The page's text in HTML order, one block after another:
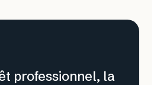
professionnel, la